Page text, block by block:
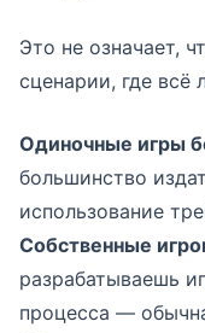
Это не означает,
сценарии, где всё
Одиночные игры
большинство
использование
Собственные
разрабатываешь
процесса —